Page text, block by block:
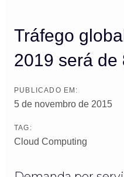
Tráfego
2019 será de
PUBLICADO EM:
5 de novembro de 2015
TAG:
Cloud Computing